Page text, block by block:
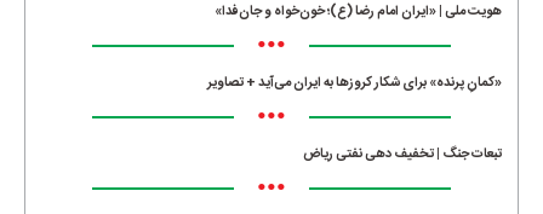
هویت ملی | «ایران امام رضا (ع)؛ خون‌خواه و جان‌فدا»
•••
«کمانِ پرنده» برای شکار کروزها به ایران می‌آید + تصاویر
•••
تبعات جنگ | تخفیف دهی نفتی ریاض
•••